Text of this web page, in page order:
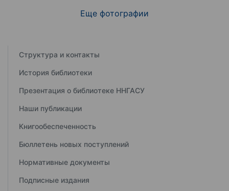
Еще фотографии
Структура и контакты
История библиотеки
Презентация о библиотеке ННГАСУ
Наши публикации
Книгообеспеченность
Бюллетень новых поступлений
Нормативные документы
Подписные издания